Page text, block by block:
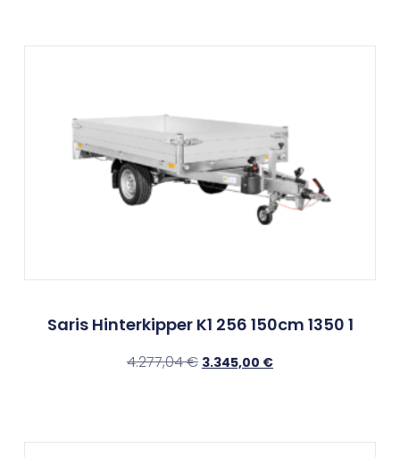
Saris Hinterkipper K1 256 150cm 1350 1
4.277,04€ 3.345,00 €